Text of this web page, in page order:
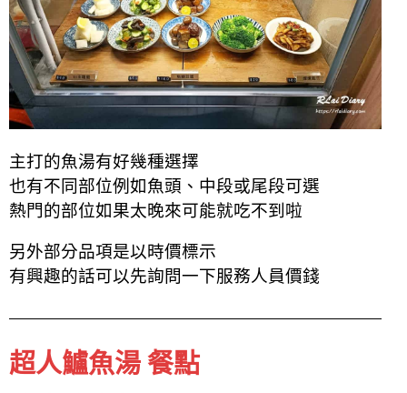
主打的魚湯有好幾種選擇
也有不同部位例如魚頭、中段或尾段可選
熱門的部位如果太晚來可能就吃不到啦
另外部分品項是以時價標示
有興趣的話可以先詢問一下服務人員價錢
超人鱸魚湯 餐點